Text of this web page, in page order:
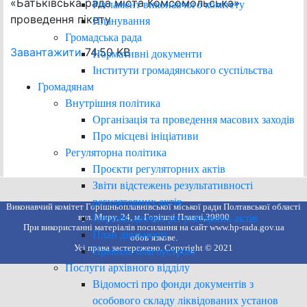
Регламент виконавчого комітету
Планування
Громадська рада
Нормативні документи
Інститути громадянського суспільства
Громадянам
Внутрішня політика
Організація та проведення масових заходів
Про місцеві ініціативи
Регуляторна політика
Проєкти регуляторних актів
Звіти відстежень результативності
регуляторних актів
Перелік діючих регуляторних актів
План діяльності
Правила благоустрою
Послуги архівного відділу
Відомості про фонди документів з
особового складу ліквідованих установ
«Батьківська рада міста Комсомольська»
проведення пікету
Завантажити74.50 KB
Виконавчий комітет Горішньоплавнівської міської ради Полтавської області
вул. Миру, 24, м. Горішні Плавні,39800
При використанні матеріалів посилання на сайт www.hp-rada.gov.ua
обов’язкове.
Усі права застережено. Copyright © 2021